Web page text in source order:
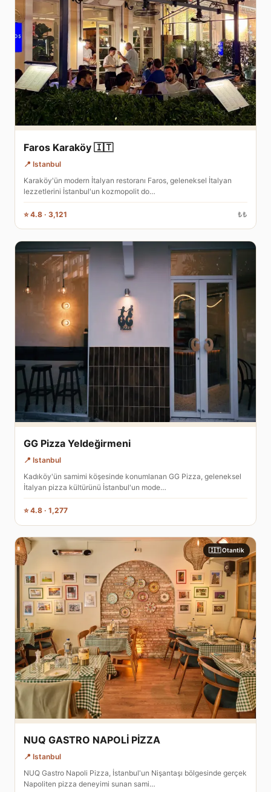
Faros Karaköy 🇮🇹
📍 Istanbul
Karaköy'ün modern İtalyan restoranı Faros, geleneksel İtalyan
lezzetlerini İstanbul'un kozmopolit do…
⭐ 4.8 · 3,121 ₺₺
GG Pizza Yeldeğirmeni
📍 Istanbul
Kadıköy'ün samimi köşesinde konumlanan GG Pizza, geleneksel
İtalyan pizza kültürünü İstanbul'un mode…
⭐ 4.8 · 1,277
🇮🇹 Otantik
NUQ GASTRO NAPOLİ PİZZA
📍 Istanbul
NUQ Gastro Napoli Pizza, İstanbul'un Nişantaşı bölgesinde gerçek
Napoliten pizza deneyimi sunan sami…